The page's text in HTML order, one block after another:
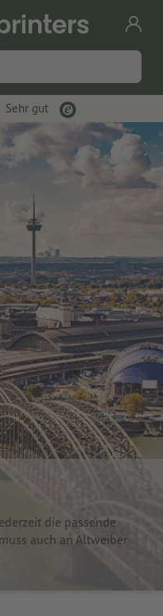
Sehr gut
die passende
auch an Altweiber